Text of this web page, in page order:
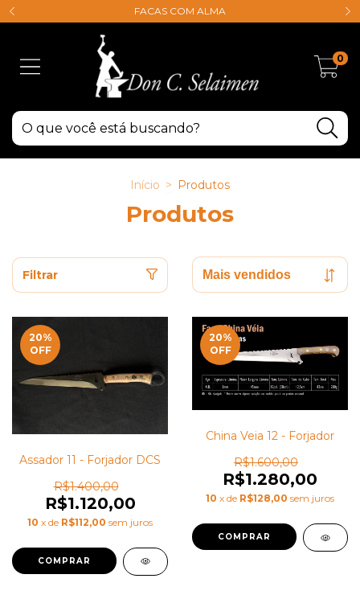
FACAS COM ALMA
0
Início > Produtos
Produtos
Filtrar
20%
OFF
Assador 11 - Forjador DCS
R$1.400,00
R$1.120,00
10 x de R$112,00 sem juros
20%
OFF
China Veia 12 - Forjador
R$1.600,00
R$1.280,00
10 x de R$128,00 sem juros